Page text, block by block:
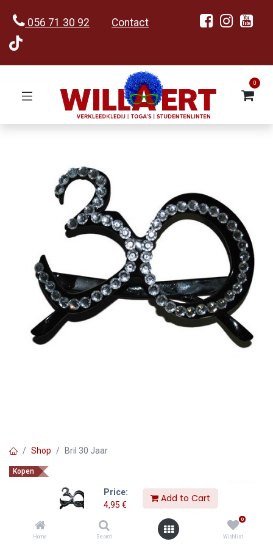
Price:
4,95 €
Add to Cart
Home Search
0
Wishlist
056 71 30 92 Contact
0
Shop Bril 30 Jaar
Kopen
Bril 30 Jaar